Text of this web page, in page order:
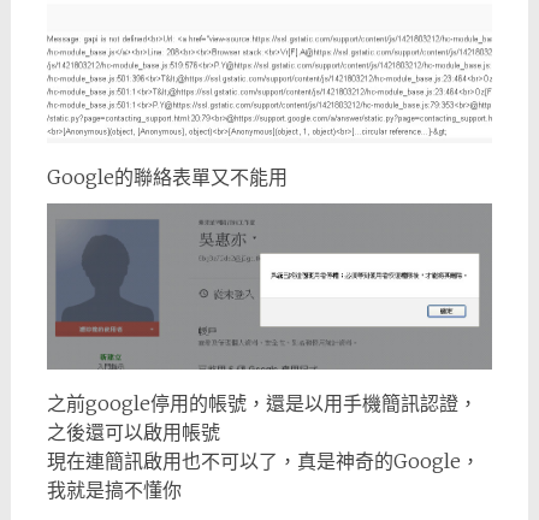
Google的聯絡表單又不能用
之前google停用的帳號，還是以用手機簡訊認證，
之後還可以啟用帳號
現在連簡訊啟用也不可以了，真是神奇的Google，
我就是搞不懂你